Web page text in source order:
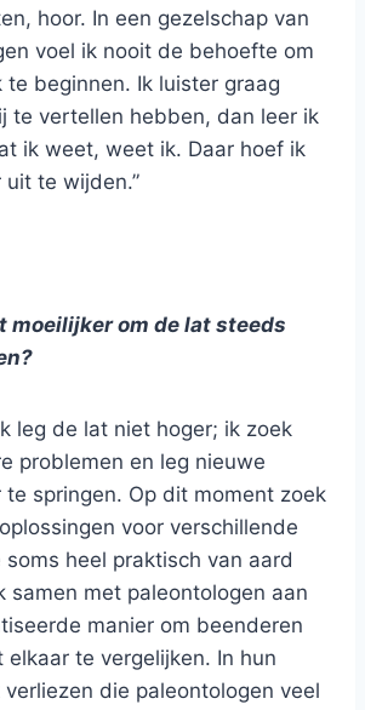
hoor. In een gezelschap van
voel ik nooit de behoefte om
te beginnen. Ik luister graag
te vertellen hebben, dan leer ik
ik weet, weet ik. Daar hoef ik
te wijden.”
moeilijker om de lat steeds
leg de lat niet hoger; ik zoek
problemen en leg nieuwe
te springen. Op dit moment zoek
voor verschillende
heel praktisch van aard
samen met paleontologen aan
manier om beenderen
elkaar te vergelijken. In hun
die paleontologen veel